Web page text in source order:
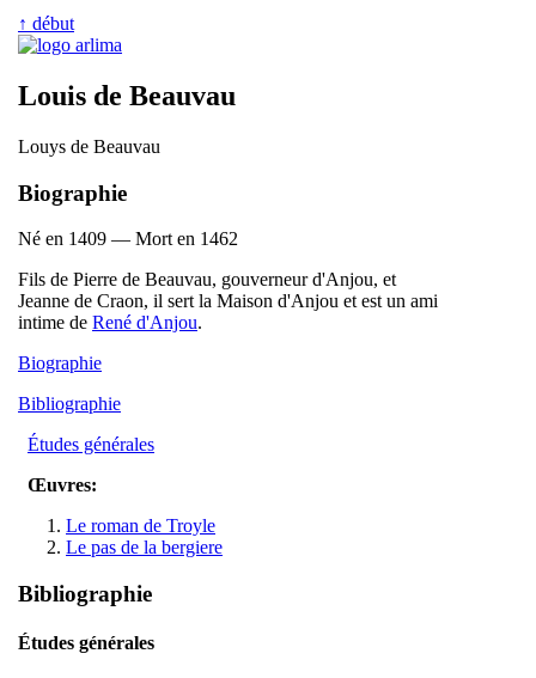
↑ début
Louis de Beauvau
Louys de Beauvau
Biographie
Né en 1409 — Mort en 1462
Fils de Pierre de Beauvau, gouverneur d'Anjou, et
Jeanne de Craon, il sert la Maison d'Anjou et est un ami
intime de René d'Anjou.
Biographie
Bibliographie
Études générales
Œuvres:
Le roman de Troyle
Le pas de la bergiere
Bibliographie
Études générales